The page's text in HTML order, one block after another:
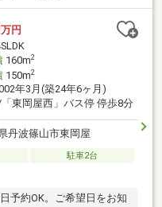
万円
160m2
150m2
年3月(築24年6ヶ月)
東岡屋西」バス停 停歩8分
丹波篠山市東岡屋
駐車2台
予約OK。ご希望日をお知